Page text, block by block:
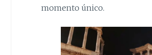
momento único.